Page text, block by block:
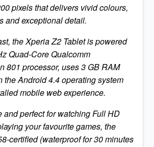
pixels that delivers vivid colours,
and exceptional detail.
the Xperia Z2 Tablet is powered
Quad-Core Qualcomm
801 processor, uses 3 GB RAM
the Android 4.4 operating system
mobile web experience.
and perfect for watching Full HD
your favourite games, the
certified (waterproof for 30 minutes